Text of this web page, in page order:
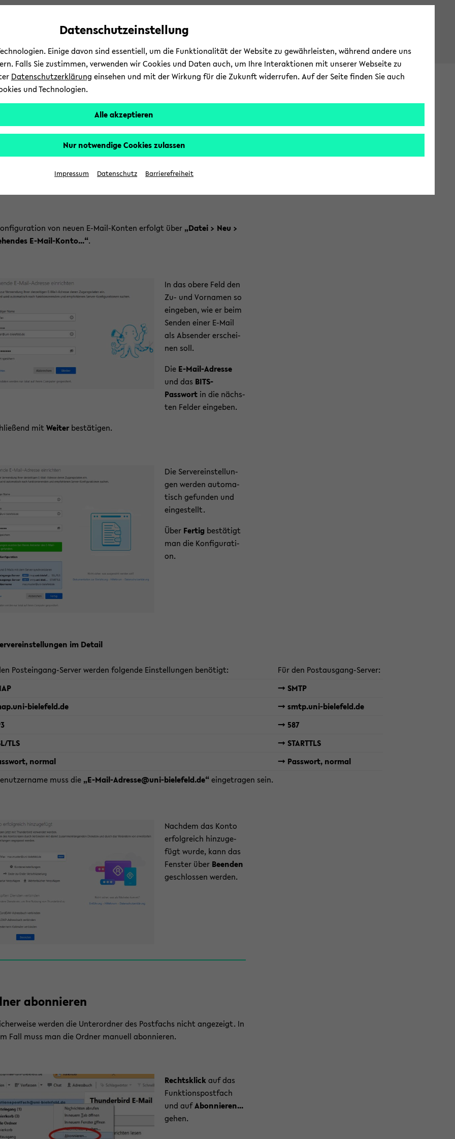
Automatische
vermeiden
zum
wechseln
zum
wechseln
zum
wechseln
Stu­di­um
LI­
SCHEN
Post­fach in Thun­der­bird ein­bin­den
von neuen E-​Mail-Konten er­folgt über „Datei > Neu >
E-​Mail-Konto...“.
In das obere Feld den
Zu- und Vor­na­men so
ein­ge­ben, wie er beim
Sen­den einer E-​Mail
als Ab­sen­der er­schei­
nen soll.
Die E-​Mail-Adresse
und das BITS-​
Passwort in die nächs­
ten Fel­der ein­ge­ben.
mitWei­terbe­stä­ti­gen.
Die Ser­ver­ein­s­tel­lun­
gen wer­den au­to­ma­
tisch ge­fun­den und
ein­ge­stellt.
Über Fer­tig be­stä­tigt
man die Kon­fi­gu­ra­ti­
on.
im De­tail
Posteingang-​Server wer­den fol­gen­de Ein­stel­lun­gen be­nö­tigt:
Für den Postausgang-​Server:
-> SMTP
​bielefeld.de
-> smtp.uni-​bielefeld.de
-> 587
TLS
-> STARTTLS
nor­mal
-> Pass­wort, nor­mal
muss die „E-​Mail-Adresse@uni-​bielefeld.de“ein­ge­tra­gen sein.
Nach­dem das Konto
er­folg­reich hin­zu­ge­
fügt wurde, kann das
Fens­ter über Be­en­den
ge­schlos­sen wer­den.
abon­nie­ren
wer­den die Un­ter­ord­ner des Post­fachs nicht an­ge­zeigt. In
Fall muss man die Ord­ner ma­nu­ell abon­nie­ren.
Rechts­klickauf das
Funk­ti­ons­post­fach
und aufAbon­nie­ren...
gehen.
Datenschutzeinstellung
Einige davon sind essentiell, um die Funktionalität der Website zu gewährleisten, während andere uns
Falls Sie zustimmen, verwenden wir Cookies und Daten auch, um Ihre Interaktionen mit unserer Webseite zu
Datenschutzerklärung einsehen und mit der Wirkung für die Zukunft widerrufen. Auf der Seite finden Sie auch
und Technologien.
Alle akzeptieren
Nur notwendige Cookies zulassen
Impressum Datenschutz Barrierefreiheit